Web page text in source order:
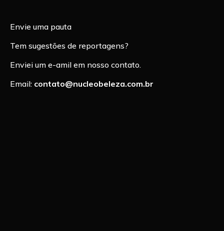
Envie uma pauta
Tem sugestões de reportagens?
Enviei um e-amil em nosso contato.
Email: contato@nucleobeleza.com.br